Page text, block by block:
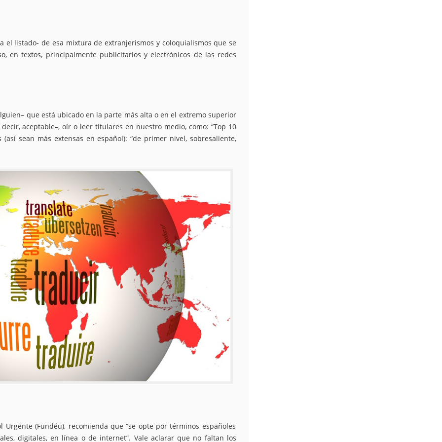
el listado- de esa mixtura de extranjerismos y coloquialismos que se
en textos, principalmente publicitarios y electrónicos de las redes
que está ubicado en la parte más alta o en el extremo superior
aceptable–, oír o leer titulares en nuestro medio, como: “Top 10
sean más extensas en español): “de primer nivel, sobresaliente,
(Fundéu), recomienda que “se opte por términos españoles
digitales, en línea o de internet”. Vale aclarar que no faltan los